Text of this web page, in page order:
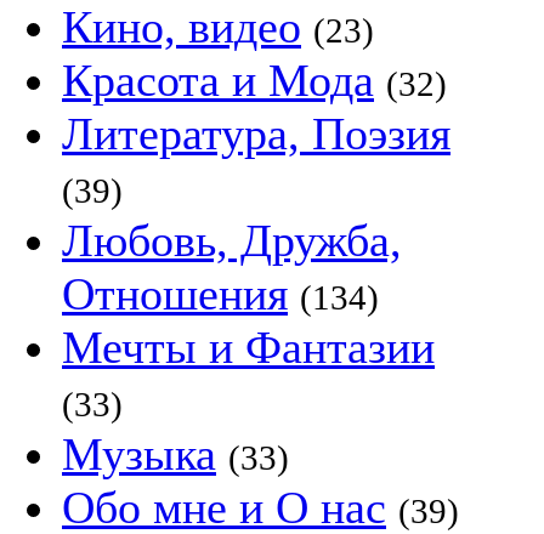
Кино, видео (23)
Красота и Мода (32)
Литература, Поэзия
(39)
Любовь, Дружба,
Отношения (134)
Мечты и Фантазии
(33)
Музыка (33)
Обо мне и О нас (39)